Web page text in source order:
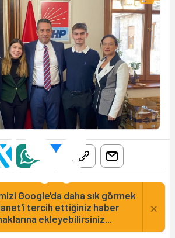
Google'da daha sık görmek
tercih ettiğiniz haber
ekleyebilirsiniz...
×